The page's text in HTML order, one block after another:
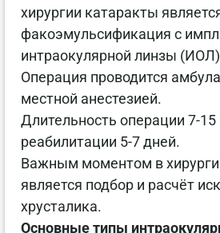
хирургии катаракты
факоэмульсификация с
интраокулярной линзы
Операция проводится
местной анестезией.
Длительность операции 7-
реабилитации 5-7 дней.
Важным моментом в
является подбор и расчёт
хрусталика.
Основные типы